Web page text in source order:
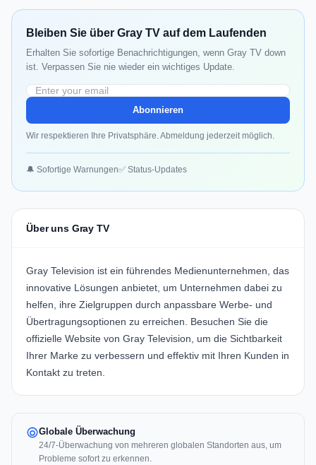
Bleiben Sie über Gray TV auf dem Laufenden
Erhalten Sie sofortige Benachrichtigungen, wenn Gray TV down
ist. Verpassen Sie nie wieder ein wichtiges Update.
Abonnieren
Wir respektieren Ihre Privatsphäre. Abmeldung jederzeit möglich.
🔔 Sofortige Warnungen✅ Status-Updates
Über uns Gray TV
Gray Television ist ein führendes Medienunternehmen, das
innovative Lösungen anbietet, um Unternehmen dabei zu
helfen, ihre Zielgruppen durch anpassbare Werbe- und
Übertragungsoptionen zu erreichen. Besuchen Sie die
offizielle Website von Gray Television, um die Sichtbarkeit
Ihrer Marke zu verbessern und effektiv mit Ihren Kunden in
Kontakt zu treten.
Globale Überwachung
24/7-Überwachung von mehreren globalen Standorten aus, um
Probleme sofort zu erkennen.